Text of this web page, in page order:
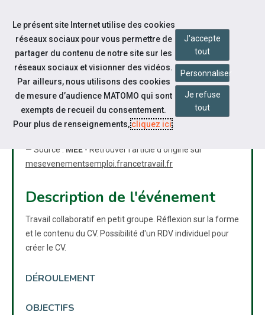
Aller au contenu
CONCEVOIR UN CV EFFICACE.
bookmarksAtelier nest_cam_indoorprésentiel publicgrand public
— Source : MEE - Retrouver l'article d'origine sur
mesevenementsemploi.francetravail.fr
Description de l'événement
Travail collaboratif en petit groupe. Réflexion sur la forme
et le contenu du CV. Possibilité d'un RDV individuel pour
créer le CV.
DÉROULEMENT
OBJECTIFS
Le présent site Internet utilise des cookies
réseaux sociaux pour vous permettre de
partager du contenu de notre site sur les
réseaux sociaux et visionner des vidéos.
Par ailleurs, nous utilisons des cookies
de mesure d’audience MATOMO qui sont
exempts de recueil du consentement.
Pour plus de renseignements,cliquez ici.
J'accepte
tout
Personnaliser
Je refuse
tout